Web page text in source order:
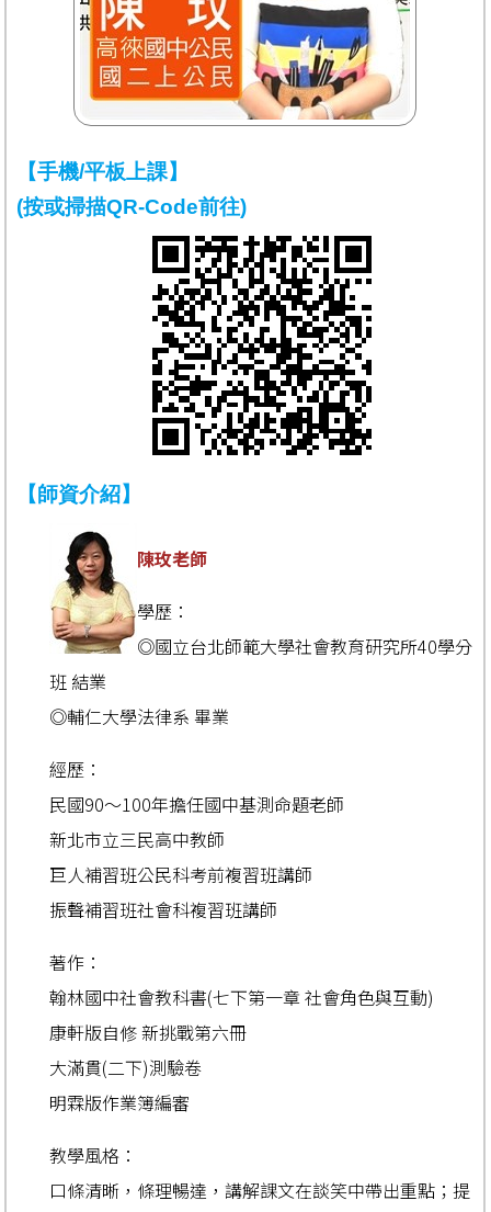
【手機/平板上課】
(按或掃描QR-Code前往)
【師資介紹】
陳玫老師
學歷：
◎國立台北師範大學社會教育研究所40學分
班 結業
◎輔仁大學法律系 畢業
經歷：
民國90～100年擔任國中基測命題老師
新北市立三民高中教師
巨人補習班公民科考前複習班講師
振聲補習班社會科複習班講師
著作：
翰林國中社會教科書(七下第一章 社會角色與互動)
康軒版自修 新挑戰第六冊
大滿貫(二下)測驗卷
明霖版作業簿編審
教學風格：
口條清晰，條理暢達，講解課文在談笑中帶出重點；提